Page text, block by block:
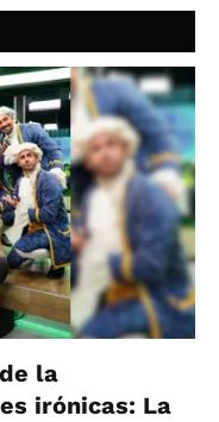
la
irónicas: La